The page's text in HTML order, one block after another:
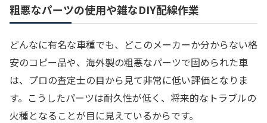
粗悪なパーツの使用や雑なDIY配線作業
どんなに有名な車種でも、どこのメーカーか分からない格
安のコピー品や、海外製の粗悪なパーツで固められた車
は、プロの査定士の目から見て非常に低い評価となりま
す。こうしたパーツは耐久性が低く、将来的なトラブルの
火種となることが目に見えているからです。